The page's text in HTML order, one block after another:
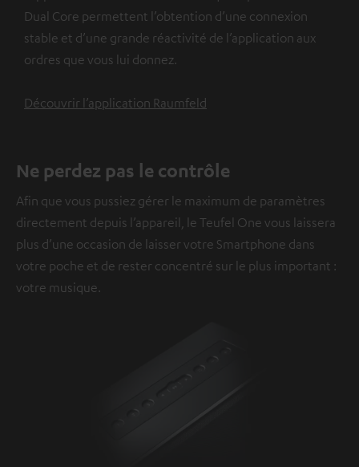
Dual Core permettent l’obtention d’une connexion
stable et d’une grande réactivité de l’application aux
ordres que vous lui donnez.
Découvrir l’application Raumfeld
Ne perdez pas le contrôle
Afin que vous pussiez gérer le maximum de paramètres
directement depuis l’appareil, le Teufel One vous laissera
plus d’une occasion de laisser votre Smartphone dans
votre poche et de rester concentré sur le plus important :
votre musique.